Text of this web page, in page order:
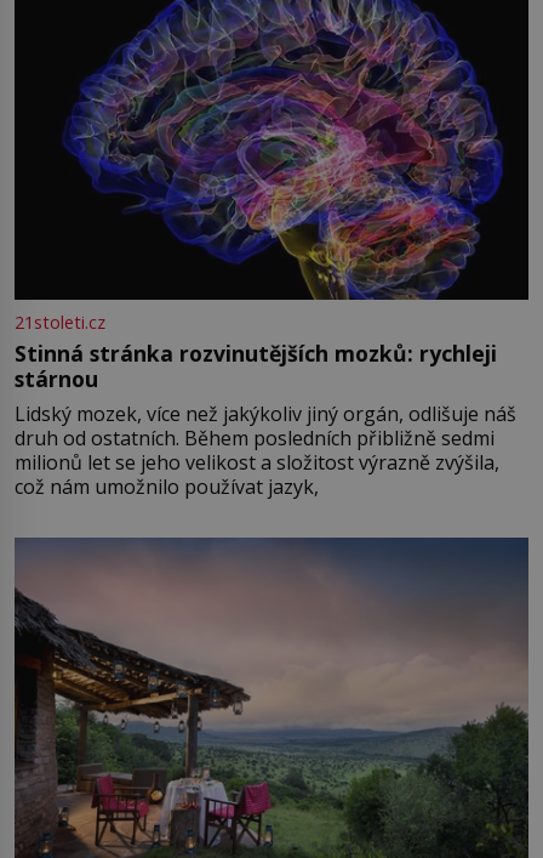
21stoleti.cz
Stinná stránka rozvinutějších mozků: rychleji
stárnou
Lidský mozek, více než jakýkoliv jiný orgán, odlišuje náš
druh od ostatních. Během posledních přibližně sedmi
milionů let se jeho velikost a složitost výrazně zvýšila,
což nám umožnilo používat jazyk,